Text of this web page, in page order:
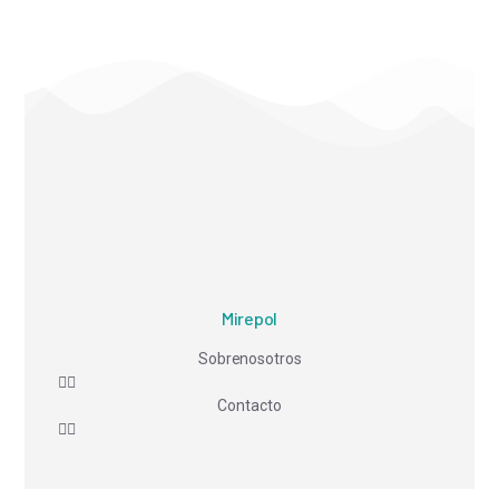
Mirepol
Sobre nosotros
Contacto